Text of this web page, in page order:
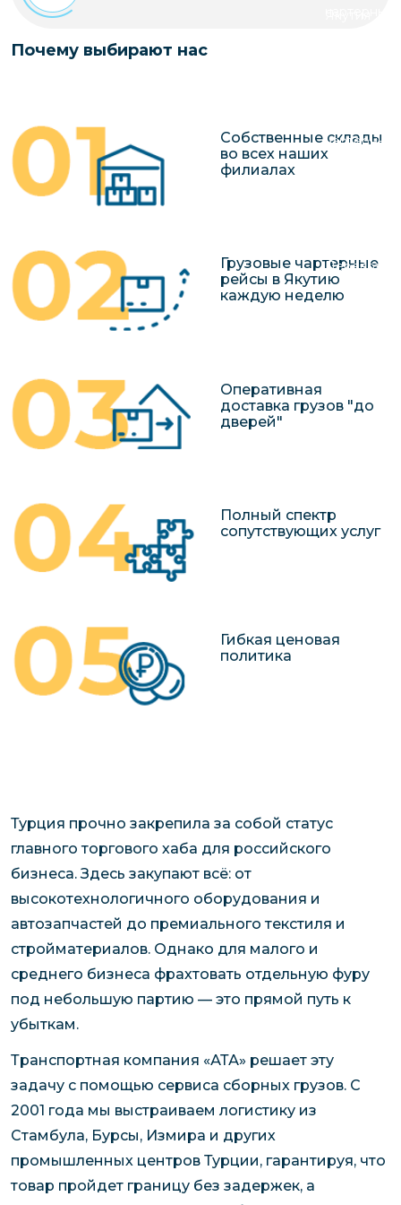
чартерных
Перевозка
Почему выбирают нас
Собственные склады
во всех наших
филиалах
Грузовые чартерные
рейсы в Якутию
каждую неделю
Оперативная
доставка грузов "до
дверей"
Полный спектр
сопутствующих услуг
Гибкая ценовая
политика
Турция прочно закрепила за собой статус
главного торгового хаба для российского
бизнеса. Здесь закупают всё: от
высокотехнологичного оборудования и
автозапчастей до премиального текстиля и
стройматериалов. Однако для малого и
среднего бизнеса фрахтовать отдельную фуру
под небольшую партию — это прямой путь к
убыткам.
Транспортная компания «АТА» решает эту
задачу с помощью сервиса сборных грузов. С
2001 года мы выстраиваем логистику из
Стамбула, Бурсы, Измира и других
промышленных центров Турции, гарантируя, что
товар пройдет границу без задержек, а